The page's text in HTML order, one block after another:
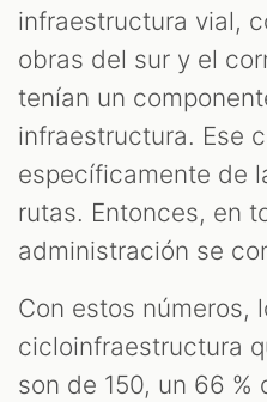
infraestructura vial,
obras del sur y el
tenían un
infraestructura. Ese
específicamente de
rutas. Entonces, en
administración se
Con estos números,
cicloinfraestructura
son de 150, un 66